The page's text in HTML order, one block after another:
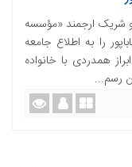
و شریک ارجمند «مؤسسه
را به اطلاع جامعه
همدردی با خانواده
رسم...